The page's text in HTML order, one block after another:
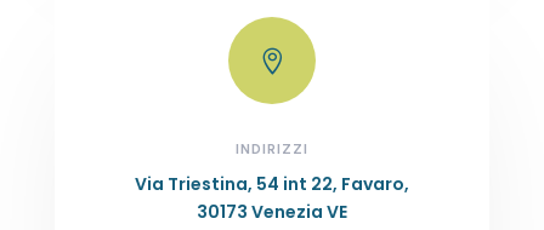

INDIRIZZI
Via Triestina, 54 int 22, Favaro,
30173 Venezia VE